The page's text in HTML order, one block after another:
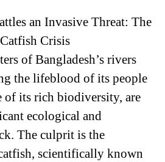
an Invasive Threat: The
Crisis
of Bangladesh’s rivers
the lifeblood of its people
of its rich biodiversity, are
ecological and
The culprit is the
scientifically known